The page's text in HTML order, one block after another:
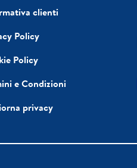
clienti
Policy
Policy
e Condizioni
privacy